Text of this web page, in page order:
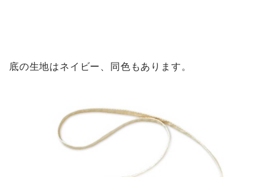
底の生地はネイビー、同色もあります。